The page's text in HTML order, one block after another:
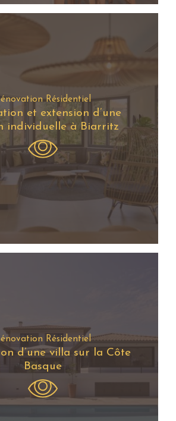
Résidentiel
et extension d’une
individuelle à Biarritz
Résidentiel
d’une villa sur la Côte
Basque